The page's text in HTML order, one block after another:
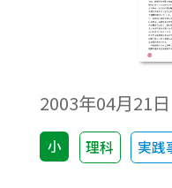
2003年04月21日
小 理科 実践